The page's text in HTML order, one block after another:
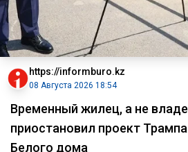
https://informburo.kz
08 Августа 2026 18:54
Временный жилец, а не
приостановил проект
Белого дома